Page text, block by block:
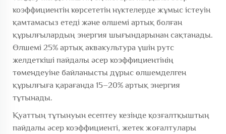
коэффициентін көрсететін нүктелерде жұмыс істеуін
қамтамасыз етеді және өлшемі артық болған
құрылғылардың энергия шығындарынан сақтанады.
Өлшемі 25% артық аквакультура үшін рутс
желдеткіші пайдалы әсер коэффициентінің
төмендеуіне байланысты дұрыс өлшемделген
құрылғыға қарағанда 15–20% артық энергия
тұтынады.
Қуаттың тұтынуын есептеу кезінде қозғалтқыштың
пайдалы әсер коэффициенті, жетек жоғалтулары